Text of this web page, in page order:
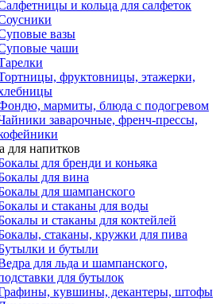
и кольца для салфеток
вазы
чаши
фруктовницы, этажерки,
мармиты, блюда с подогревом
заварочные, френч-прессы,
для напитков
для бренди и коньяка
для вина
для шампанского
и стаканы для воды
и стаканы для коктейлей
стаканы, кружки для пива
и бутыли
для льда и шампанского,
для бутылок
кувшины, декантеры, штофы